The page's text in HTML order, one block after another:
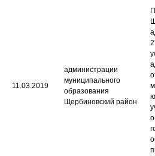
11.03.2019
администрации
муниципального
образования
Щербиновский район